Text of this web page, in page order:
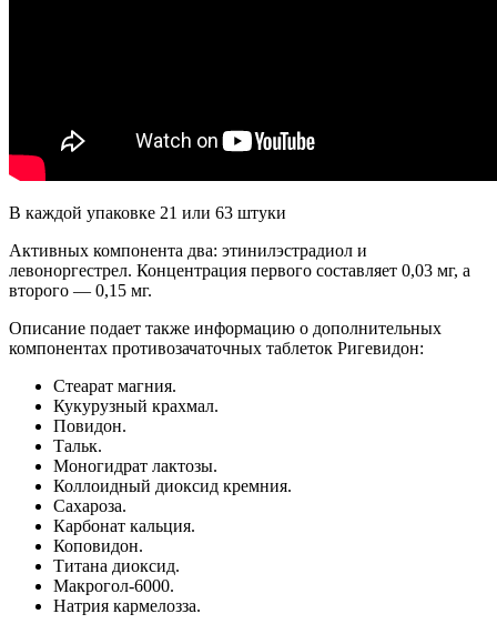
В каждой упаковке 21 или 63 штуки
Активных компонента два: этинилэстрадиол и
левоноргестрел. Концентрация первого составляет 0,03 мг, а
второго — 0,15 мг.
Описание подает также информацию о дополнительных
компонентах противозачаточных таблеток Ригевидон:
Стеарат магния.
Кукурузный крахмал.
Повидон.
Тальк.
Моногидрат лактозы.
Коллоидный диоксид кремния.
Сахароза.
Карбонат кальция.
Коповидон.
Титана диоксид.
Макрогол-6000.
Натрия кармелозза.